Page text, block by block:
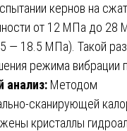
кернов на
от 12 МПа до 28
— 18.5 МПа). Такой
режима вибрации
анализ: Методом
сканирующей
кристаллы